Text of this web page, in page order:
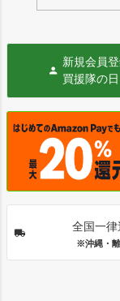
新規会員
買援隊の
全国一
※沖縄・